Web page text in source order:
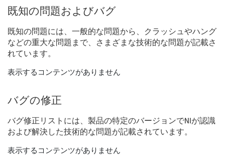
既知の問題およびバグ
既知の問題には、 一般的な問題から、 クラッシュやハング
などの重大な問題 まで、 さまざま な技術的な問題が記載さ
れてい ます。
表示するコンテンツがありません
バグの修正
バグ修正 リスト には、 製品の特定のバージョンでNIが認識
および解決した技術的な問題が記載されてい ます。
表示するコンテンツがありません